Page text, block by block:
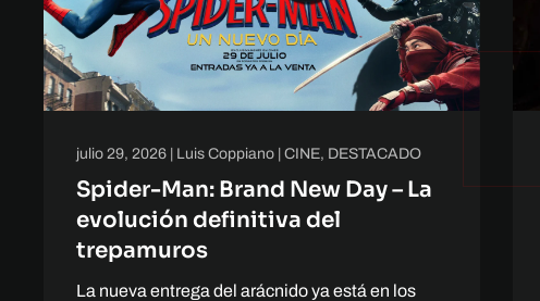
julio 29, 2026 | Luis Coppiano | CINE, DESTACADO
Spider-Man: Brand New Day – La
evolución definitiva del
trepamuros
La nueva entrega del arácnido ya está en los